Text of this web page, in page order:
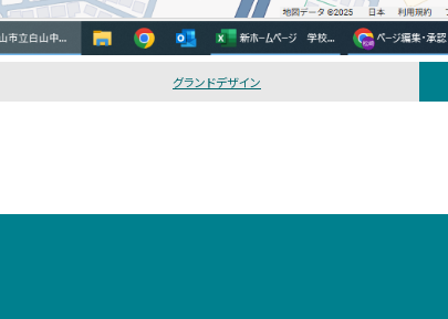
グランドデザイン